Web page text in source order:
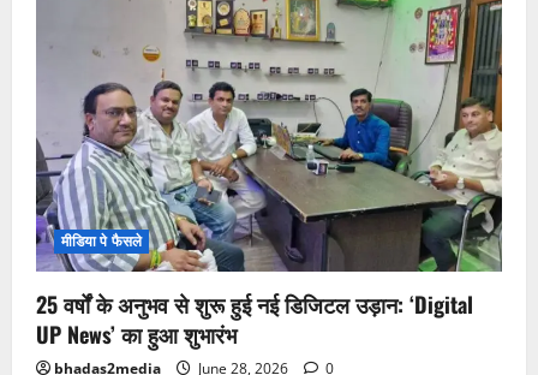
मीडिया पे फैसले
25 वर्षों के अनुभव से शुरू हुई नई डिजिटल उड़ान: ‘Digital
UP News’ का हुआ शुभारंभ
bhadas2media June 28, 2026 0